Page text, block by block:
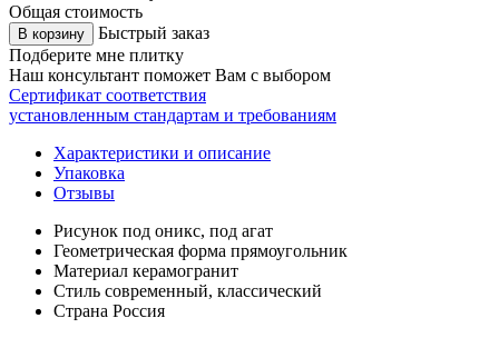
Общая стоимость
В корзину
Быстрый заказ
Подберите мне плитку
Наш консультант поможет Вам с выбором
Сертификат соответствия
установленным стандартам и требованиям
Характеристики и описание
Упаковка
Отзывы
Рисунок под оникс, под агат
Геометрическая форма прямоугольник
Материал керамогранит
Стиль современный, классический
Страна Россия